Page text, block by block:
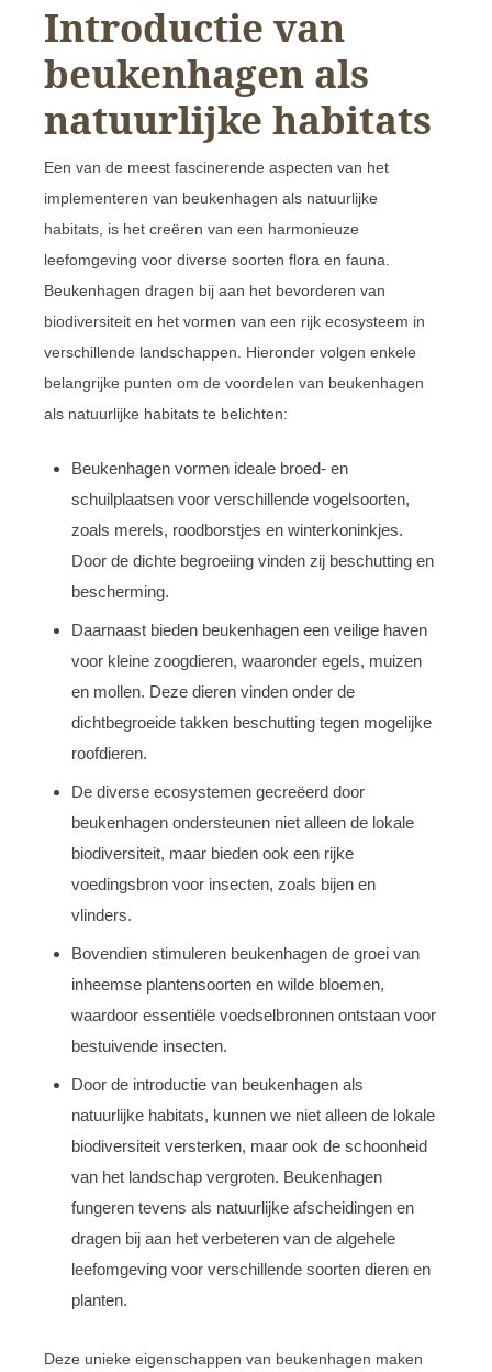
Introductie van
beukenhagen als
natuurlijke habitats
Een van de meest fascinerende aspecten van het
implementeren van beukenhagen als natuurlijke
habitats, is het creëren van een harmonieuze
leefomgeving voor diverse soorten flora en fauna.
Beukenhagen dragen bij aan het bevorderen van
biodiversiteit en het vormen van een rijk ecosysteem in
verschillende landschappen. Hieronder volgen enkele
belangrijke punten om de voordelen van beukenhagen
als natuurlijke habitats te belichten:
Beukenhagen vormen ideale broed- en
schuilplaatsen voor verschillende vogelsoorten,
zoals merels, roodborstjes en winterkoninkjes.
Door de dichte begroeiing vinden zij beschutting en
bescherming.
Daarnaast bieden beukenhagen een veilige haven
voor kleine zoogdieren, waaronder egels, muizen
en mollen. Deze dieren vinden onder de
dichtbegroeide takken beschutting tegen mogelijke
roofdieren.
De diverse ecosystemen gecreëerd door
beukenhagen ondersteunen niet alleen de lokale
biodiversiteit, maar bieden ook een rijke
voedingsbron voor insecten, zoals bijen en
vlinders.
Bovendien stimuleren beukenhagen de groei van
inheemse plantensoorten en wilde bloemen,
waardoor essentiële voedselbronnen ontstaan voor
bestuivende insecten.
Door de introductie van beukenhagen als
natuurlijke habitats, kunnen we niet alleen de lokale
biodiversiteit versterken, maar ook de schoonheid
van het landschap vergroten. Beukenhagen
fungeren tevens als natuurlijke afscheidingen en
dragen bij aan het verbeteren van de algehele
leefomgeving voor verschillende soorten dieren en
planten.
Deze unieke eigenschappen van beukenhagen maken